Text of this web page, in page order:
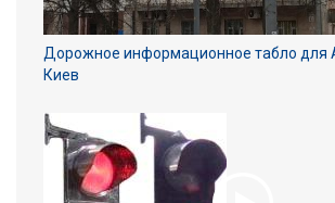
Дорожное информационное табло для
Киев